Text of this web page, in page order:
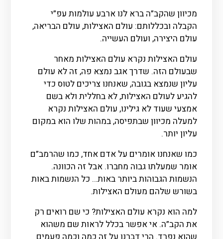
מכיוון שהקב”ה ברא לנו ארבע עולמות עפ”י
הקבלה ובכללותם: עולם האצילות, עולם הבריאה,
עולם היצירה, ועולם העשייה.
עולם האצילות נקרא עולם האצילות מאחר
שבעולם הזה. שדרך אגב נמצא פה, זה לא עולם
עליון שנמצא בגובה, שאנחנו צריכים לטוס כדי
להגיע לעולם האצילות, לא בחללית ולא בשם
אמצעי שעוד לא גילינו, עולם האצילות נקרא
למעלה מכיוון שבתפיסה, במהות שלו הוא במקום
עליון יותר.
כמו שאנחנו אומרים על אדם אחד, כמו שהרמב”ם
אומר שמעלתו גבוה מחברו. אבל זה הכוונה.
הנשמות הגבוהות ביותר באות… כל הנשמות באות
בשורש שלהם מעולם האצילות.
למה הוא נקרא עולם האצילות? כי שם רואים רק
את הקב”ה. אי אפשר בכלל לראות שם משהוא